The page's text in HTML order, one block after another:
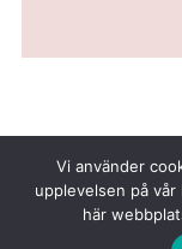
Vi använder
upplevelsen på
här